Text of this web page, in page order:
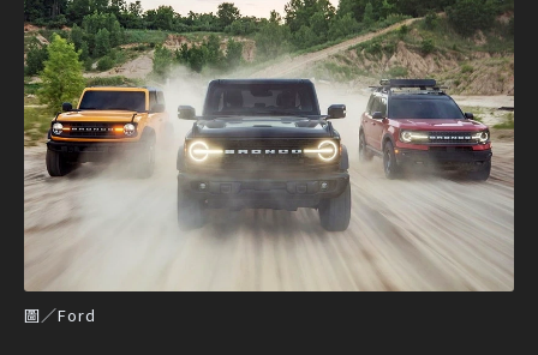
圖／Ford